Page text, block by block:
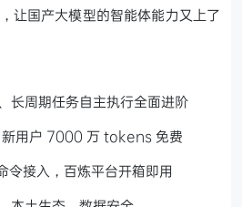
让国产大模型的智能体能力又上了
长周期任务自主执行全面进阶
新用户 7000 万 tokens 免费
令接入，百炼平台开箱即用